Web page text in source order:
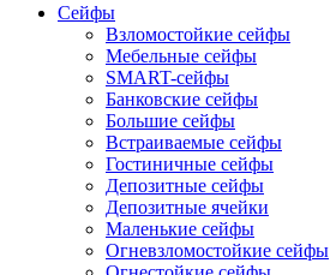
Сейфы
Взломостойкие сейфы
Мебельные сейфы
SMART-сейфы
Банковские сейфы
Большие сейфы
Встраиваемые сейфы
Гостиничные сейфы
Депозитные сейфы
Депозитные ячейки
Маленькие сейфы
Огневзломостойкие сейфы